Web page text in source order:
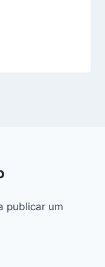
publicar um